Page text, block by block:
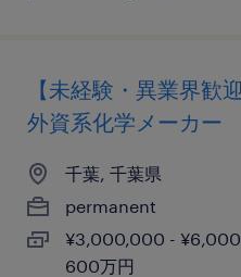
【未経験・異業界歓
外資系化学メーカー
千葉, 千葉県
permanent
¥3,000,000 -
600万円